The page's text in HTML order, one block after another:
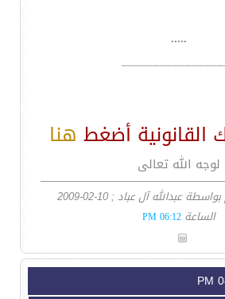
.....
القانونية أضغط هنا
لوجه الله تعالى
التعديل الأخير تم بواسطة عبدالله آل عباد ; 10-02-2009
الساعة06:12 PM